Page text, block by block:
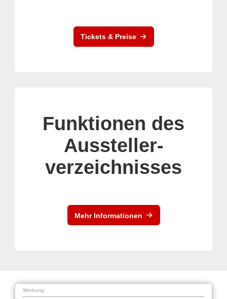
Tickets & Preise
Funktionen des
Aussteller-
verzeichnisses
Mehr Informationen
Werbung